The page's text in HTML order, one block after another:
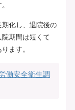
化し、退院後の
期間は短くて
ます。
働安全衛生調